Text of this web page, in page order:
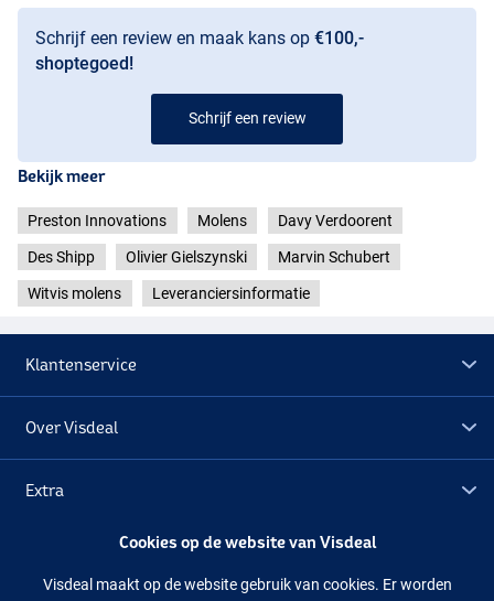
Schrijf een review en maak kans op €100,-
shoptegoed!
Schrijf een review
Bekijk meer
Preston Innovations Molens Davy Verdoorent
Des Shipp Olivier Gielszynski Marvin Schubert
Witvis molens Leveranciersinformatie
Klantenservice
Over Visdeal
Extra
Cookies op de website van Visdeal
Visdeal maakt op de website gebruik van cookies. Er worden